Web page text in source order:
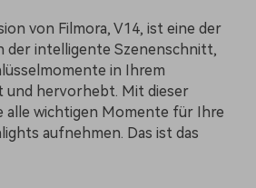
von Filmora, V14, ist eine der
der intelligente Szenenschnitt,
in Ihrem
und hervorhebt. Mit dieser
alle wichtigen Momente für Ihre
aufnehmen. Das ist das